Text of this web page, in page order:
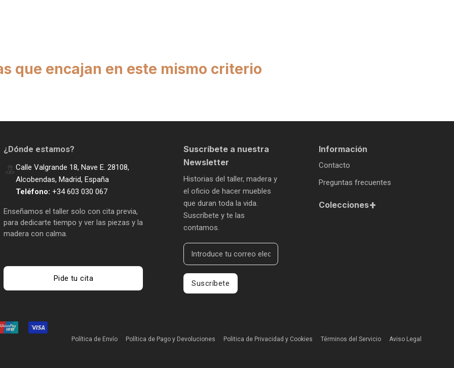
que encajan en este mismo criterio
¿Dónde estamos?
Calle Valgrande 18, Nave E. 28108,
Alcobendas, Madrid, España
Teléfono: +34 603 030 067
Enseñamos el taller solo con cita previa,
para dedicarte tiempo y ver las piezas y la
madera con calma.
Pide tu cita
Suscríbete a nuestra
Newsletter
Historias del taller, madera y
el oficio de hacer muebles
que duran toda la vida.
Suscríbete y te las
contamos.
Suscríbete
Información
Contacto
Preguntas frecuentes
Colecciones+
Política de Envío Política de Pago y Devoluciones Politica de Privacidad y Cookies Términos del Servicio Aviso Legal